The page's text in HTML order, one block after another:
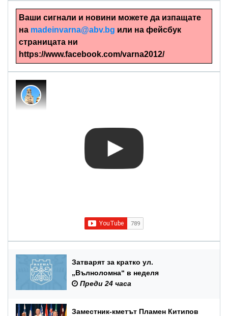
Ваши сигнали и новини можете да изпащате
на madeinvarna@abv.bg или на фейсбук
страницата ни
https://www.facebook.com/varna2012/
Затварят за кратко ул.
„Вълноломна“ в неделя
Преди 24 часа
Заместник-кметът Пламен Китипов